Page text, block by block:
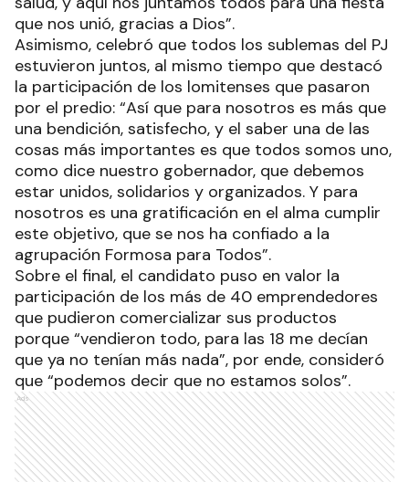
que nos unió, gracias a Dios”.
Asimismo, celebró que todos los sublemas del PJ
estuvieron juntos, al mismo tiempo que destacó
la participación de los lomitenses que pasaron
por el predio: “Así que para nosotros es más que
una bendición, satisfecho, y el saber una de las
cosas más importantes es que todos somos uno,
como dice nuestro gobernador, que debemos
estar unidos, solidarios y organizados. Y para
nosotros es una gratificación en el alma cumplir
este objetivo, que se nos ha confiado a la
agrupación Formosa para Todos”.
Sobre el final, el candidato puso en valor la
participación de los más de 40 emprendedores
que pudieron comercializar sus productos
porque “vendieron todo, para las 18 me decían
que ya no tenían más nada”, por ende, consideró
que “podemos decir que no estamos solos”.
Ads